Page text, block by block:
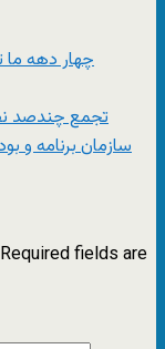
تجمع چندصد
سازمان برنامه و
Required fields are